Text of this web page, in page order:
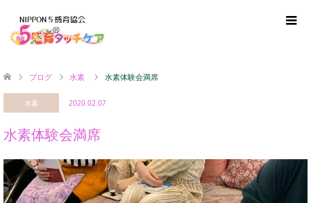
ブログ 水素 水素体験会満席
水素 2020.02.07
水素体験会満席